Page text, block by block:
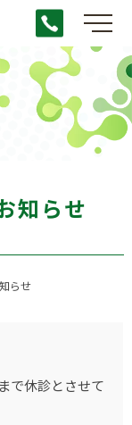
メ
知らせ
らせ
で休診とさせて